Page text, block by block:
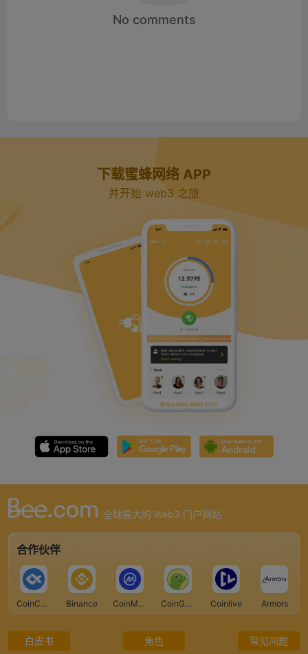
e
No comments
下载蜜蜂网络 APP
并开始 web3 之旅
全球最大的 Web3 门户网站
合作伙伴
CoinCarp Binance CoinMarketCap CoinGecko Coinlive Armors
白皮书 角色 常见问题